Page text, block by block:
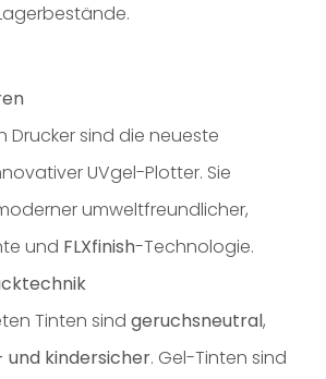
Drucker sind die neueste
UVgel-Plotter. Sie
umweltfreundlicher,
und FLXfinish-Technologie.
Tinten sind geruchsneutral,
kindersicher. Gel-Tinten sind